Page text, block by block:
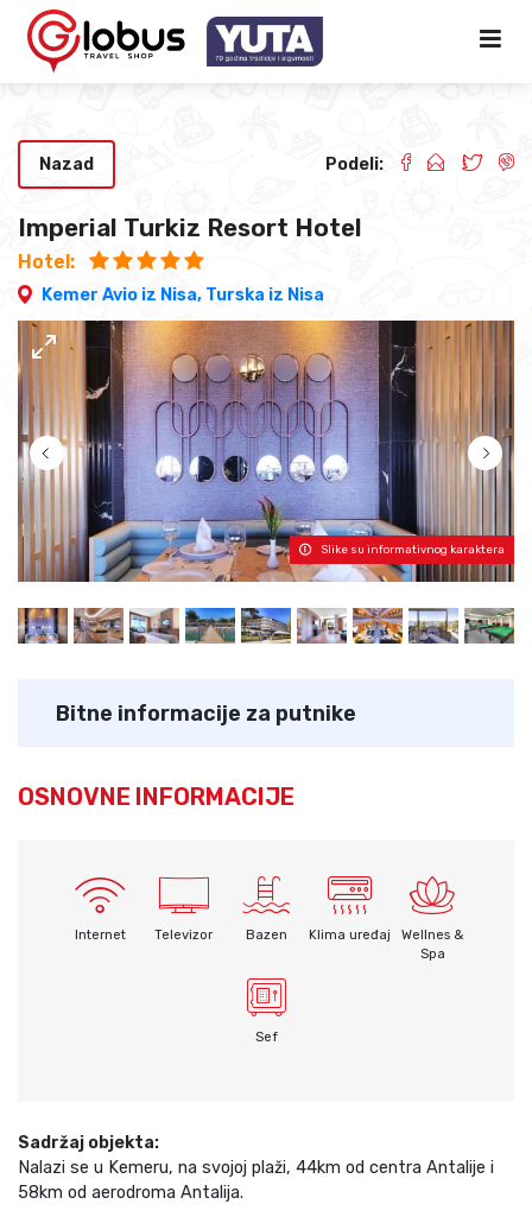
Imperial Turkiz Resort Hotel
Hotel:
Kemer Avio iz Nisa, Turska iz Nisa
Nazad Podeli:
Slike su informativnog karaktera
Bitne informacije za putnike
OSNOVNE INFORMACIJE
Internet Televizor Bazen Klima uređaj
Wellnes &
Spa
Sef
Sadržaj objekta:
Nalazi se u Kemeru, na svojoj plaži, 44km od centra Antalije i
58km od aerodroma Antalija.